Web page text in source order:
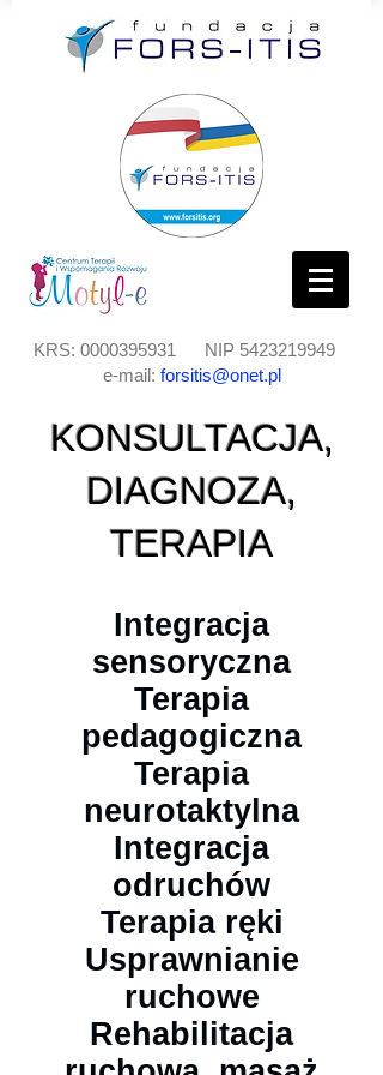
KRS: 0000395931 NIP 5423219949
e-mail: forsitis@onet.pl
KONSULTACJA,
DIAGNOZA,
TERAPIA
​Integracja
sensoryczna
Terapia
pedagogiczna
Terapia
neurotaktylna
Integracja
odruchów
Terapia ręki
Usprawnianie
ruchowe
Rehabilitacja